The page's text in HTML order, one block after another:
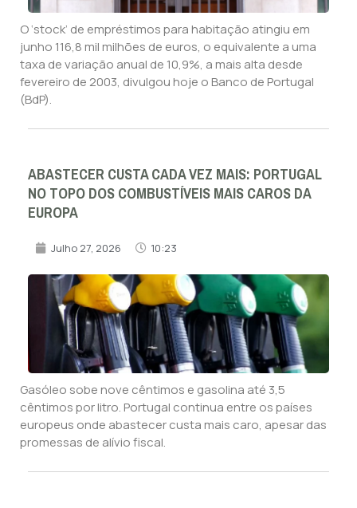
O ‘stock’ de empréstimos para habitação atingiu em
junho 116,8 mil milhões de euros, o equivalente a uma
taxa de variação anual de 10,9%, a mais alta desde
fevereiro de 2003, divulgou hoje o Banco de Portugal
(BdP).
ABASTECER CUSTA CADA VEZ MAIS: PORTUGAL
NO TOPO DOS COMBUSTÍVEIS MAIS CAROS DA
EUROPA
Julho 27, 2026 10:23
Gasóleo sobe nove cêntimos e gasolina até 3,5
cêntimos por litro. Portugal continua entre os países
europeus onde abastecer custa mais caro, apesar das
promessas de alívio fiscal.